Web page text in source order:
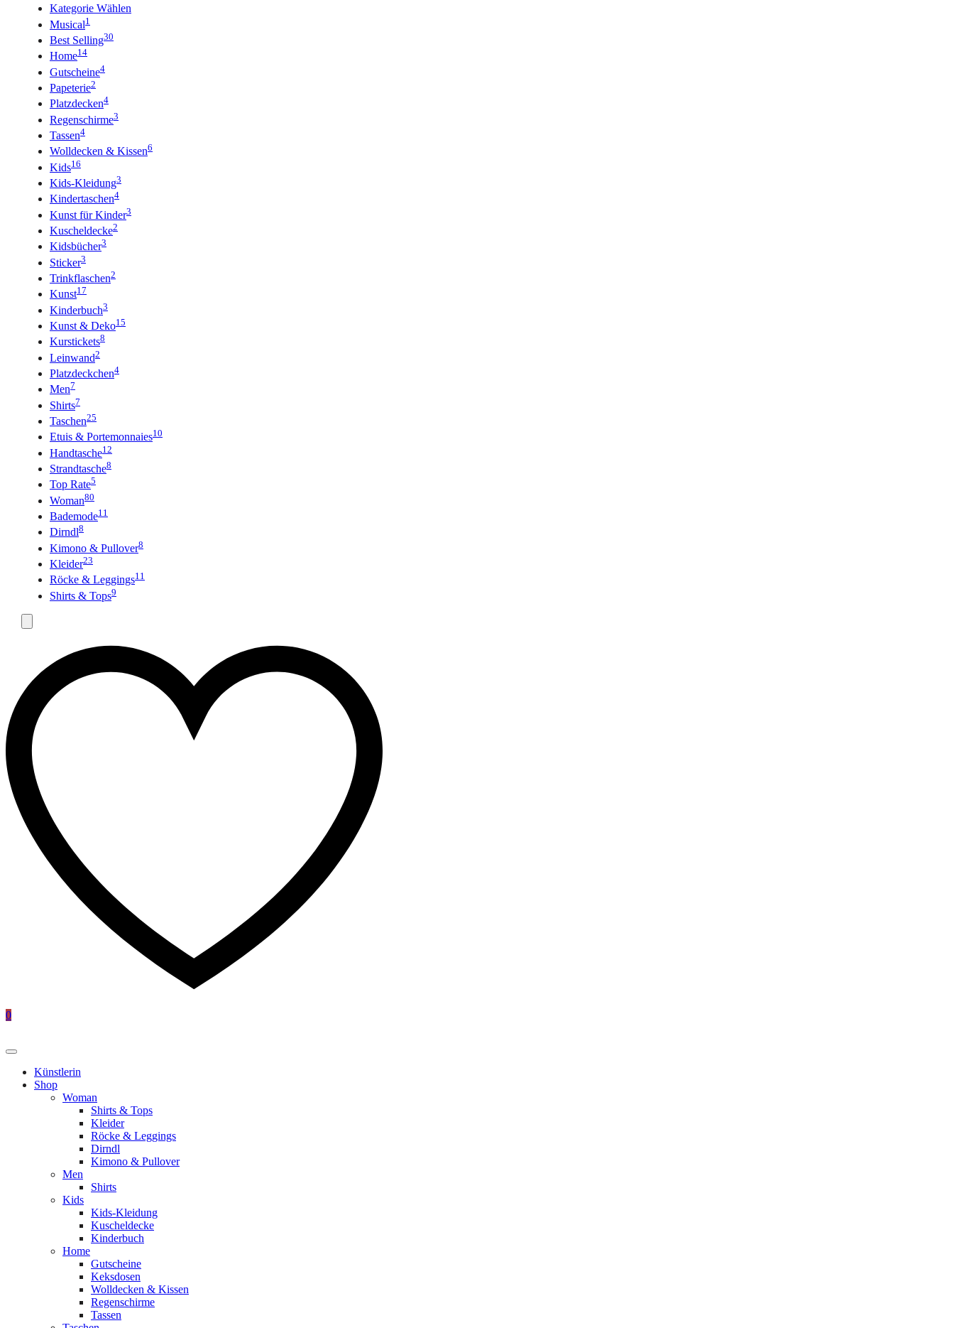
Kategorie Wählen
Musical1
Best Selling30
Home14
Gutscheine4
Papeterie2
Platzdecken4
Regenschirme3
Tassen4
Wolldecken & Kissen6
Kids16
Kids-Kleidung3
Kindertaschen4
Kunst für Kinder3
Kuscheldecke2
Kidsbücher3
Sticker3
Trinkflaschen2
Kunst17
Kinderbuch3
Kunst & Deko15
Kurstickets8
Leinwand2
Platzdeckchen4
Men7
Shirts7
Taschen25
Etuis & Portemonnaies10
Handtasche12
Strandtasche8
Top Rate5
Woman80
Bademode11
Dirndl8
Kimono & Pullover8
Kleider23
Röcke & Leggings11
Shirts & Tops9
0
Künstlerin
Shop
Woman
Shirts & Tops
Kleider
Röcke & Leggings
Dirndl
Kimono & Pullover
Men
Shirts
Kids
Kids-Kleidung
Kuscheldecke
Kinderbuch
Home
Gutscheine
Keksdosen
Wolldecken & Kissen
Regenschirme
Tassen